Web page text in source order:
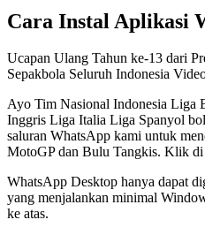
Cara Instal Aplikasi
Ucapan Ulang Tahun ke-13 dari
Sepakbola Seluruh Indonesia
Ayo Tim Nasional Indonesia Liga
Inggris Liga Italia Liga Spanyol
saluran WhatsApp kami untuk
MotoGP dan Bulu Tangkis. Klik di
WhatsApp Desktop hanya dapat
yang menjalankan minimal
ke atas.